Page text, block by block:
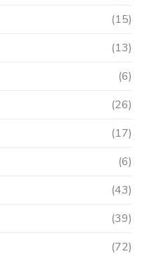
(15)
(13)
(6)
(26)
(17)
(6)
(43)
(39)
(72)